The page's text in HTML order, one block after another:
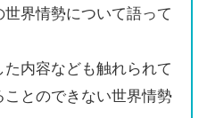
界情勢について語って
内容なども触れられて
とのできない世界情勢